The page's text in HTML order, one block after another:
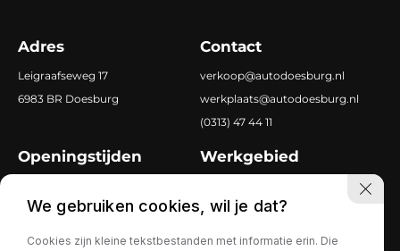
Adres
Leigraafseweg 17
6983 BR Doesburg
Contact
verkoop@autodoesburg.nl
werkplaats@autodoesburg.nl
(0313) 47 44 11
Openingstijden
Za
9.30 tot 17.00
Werkgebied
Zevenaar
We gebruiken cookies, wil je dat?
Cookies zijn kleine tekstbestanden met informatie erin. Die